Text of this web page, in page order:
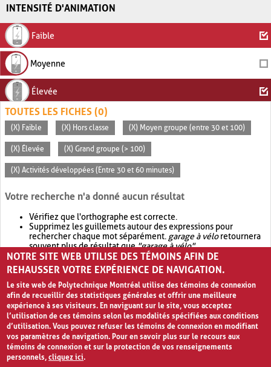
INTENSITÉ D'ANIMATION
Faible
Moyenne
Élevée
TOUTES LES FICHES (0)
(X) Faible (X) Hors classe (X) Moyen groupe (entre 30 et 100)
(X) Élevée (X) Grand groupe (> 100)
(X) Activités développées (Entre 30 et 60 minutes)
Votre recherche n'a donné aucun résultat
Vérifiez que l'orthographe est correcte.
Supprimez les guillemets autour des expressions pour
rechercher chaque mot séparément. garage à véloretournera
souvent plus de résultat que"garage à vélo".
Envisagez d'élargir votre recherche avec OR.garage OR vélo
retournera souvent plus de résultat quegarage à vélo
NOTRE SITE WEB UTILISE DES TÉMOINS AFIN DE
REHAUSSER VOTRE EXPÉRIENCE DE NAVIGATION.
Le site web de Polytechnique Montréal utilise des témoins de connexion
afin de recueillir des statistiques générales et offrir une meilleure
expérience à ses visiteurs. En naviguant sur le site, vous acceptez
l’utilisation de ces témoins selon les modalités spécifiées aux conditions
d’utilisation. Vous pouvez refuser les témoins de connexion en modifiant
vos paramètres de navigation. Pour en savoir plus sur le recours aux
témoins de connexion et sur la protection de vos renseignements
personnels,cliquez ici.